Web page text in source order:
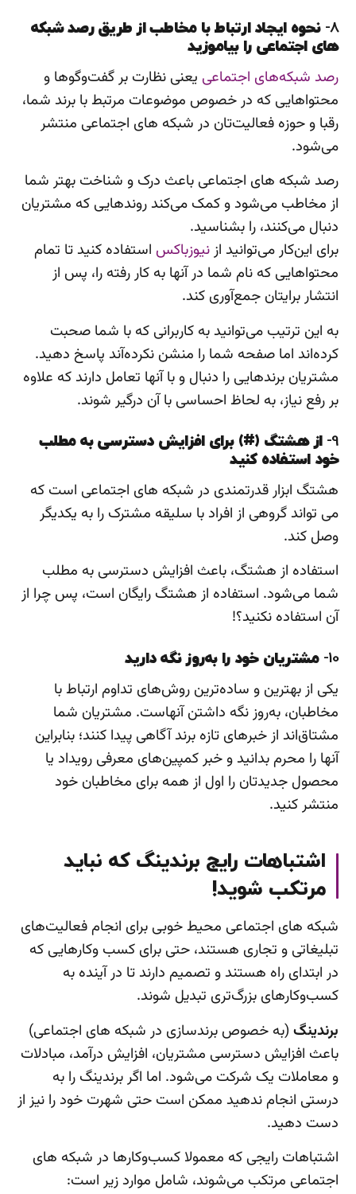
8- نحوه ایجاد ارتباط با مخاطب از طریق رصد شبکه
های اجتماعی را بیاموزید
رصد شبکه‌های اجتماعی یعنی نظارت بر گفت‌وگوها و
محتواهایی که در خصوص موضوعات مرتبط با برند شما،
رقبا و حوزه فعالیت‌تان در شبکه های اجتماعی منتشر
می‌شود.
رصد شبکه های اجتماعی باعث درک و شناخت بهتر شما
از مخاطب می‌شود و کمک می‌کند روندهایی که مشتریان
دنبال می‌کنند، را بشناسید.
برای این‌کار می‌توانید ازنیوزباکس استفاده کنید تا تمام
محتواهایی که نام شما در آنها به کار رفته را، پس از
انتشار برایتان جمع‌آوری کند.
به این ترتیب می‌توانید به کاربرانی که با شما صحبت
کرده‌اند اما صفحه شما را منشن نکرده‌آند پاسخ دهید.
مشتریان برندهایی را دنبال و با آنها تعامل دارند که علاوه
بر رفع نیاز، به لحاظ احساسی با آن درگیر شوند.
9- از هشتگ (#) برای افزایش دسترسی به مطلب
خود استفاده کنید
هشتگ ابزار قدرتمندی در شبکه های اجتماعی است که
می تواند گروهی از افراد با سلیقه مشترک را به یکدیگر
وصل کند.
استفاده از هشتگ، باعث افزایش دسترسی به مطلب
شما می‌شود. استفاده از هشتگ رایگان است، پس چرا از
آن استفاده نکنید؟!
10- مشتریان خود را به‌روز نگه دارید
یکی از بهترین و ساده‌ترین روش‌های تداوم ارتباط با
مخاطبان، به‌روز نگه داشتن آنهاست. مشتریان شما
مشتاق‌اند از خبرهای تازه برند آگاهی پیدا کنند؛ بنابراین
آنها را محرم بدانید و خبر کمپین‌های معرفی رویداد یا
محصول جدیدتان را اول از همه برای مخاطبان خود
منتشر کنید.
اشتباهات رایج برندینگ که نباید
مرتکب شوید!
شبکه های اجتماعی محیط خوبی برای انجام فعالیت‌های
تبلیغاتی و تجاری هستند، حتی برای کسب وکارهایی که
در ابتدای راه هستند و تصمیم دارند تا در آینده به
کسب‌و‌کارهای بزرگ‌تری تبدیل شوند.
برندینگ (به خصوص برندسازی در شبکه های اجتماعی)
باعث افزایش دسترسی مشتریان، افزایش درآمد، مبادلات
و معاملات یک شرکت می‌شود. اما اگر برندینگ را به
درستی انجام ندهید ممکن است حتی شهرت خود را نیز از
دست دهید.
اشتباهات رایجی که معمولا کسب‌وکارها در شبکه های
اجتماعی مرتکب می‌شوند، شامل موارد زیر است: